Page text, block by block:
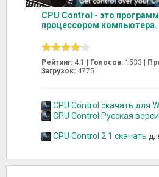
CPU Control - это
процессором компьютера.
Рейтинг: 4.1 | Голосов: 1533 |
Загрузок: 4775
CPU Control скачать для
CPU Control Русская
CPU Control 2.1 скачать